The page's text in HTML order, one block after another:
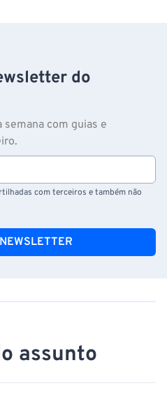
do
com guias e
com terceiros e também não
assunto